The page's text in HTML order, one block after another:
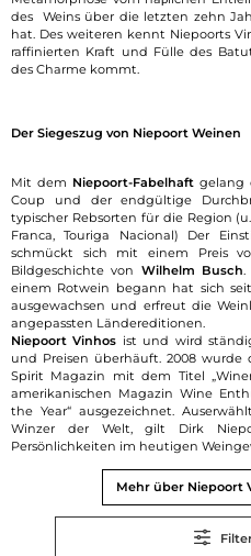
des Weins über die letzten zehn
hat. Des weiteren kennt Niepoorts
raffinierten Kraft und Fülle des
des Charme kommt.
Der Siegeszug von Niepoort Weinen
Mit dem Niepoort-Fabelhaftgelang
Coup und der endgültige
typischer Rebsorten für die Region
Franca, Touriga Nacional) Der
schmückt sich mit einem Preis
Bildgeschichte von Wilhelm Busch.
einem Rotwein begann hat sich
ausgewachsen und erfreut die
angepassten Ländereditionen.
Niepoort Vinhos ist und wird
und Preisen überhäuft. 2008
Spirit Magazin mit dem Titel
amerikanischen Magazin Wine
the Year“ ausgezeichnet.
Winzer der Welt, gilt Dirk
Persönlichkeiten im heutigen
Mehr über Niepoort